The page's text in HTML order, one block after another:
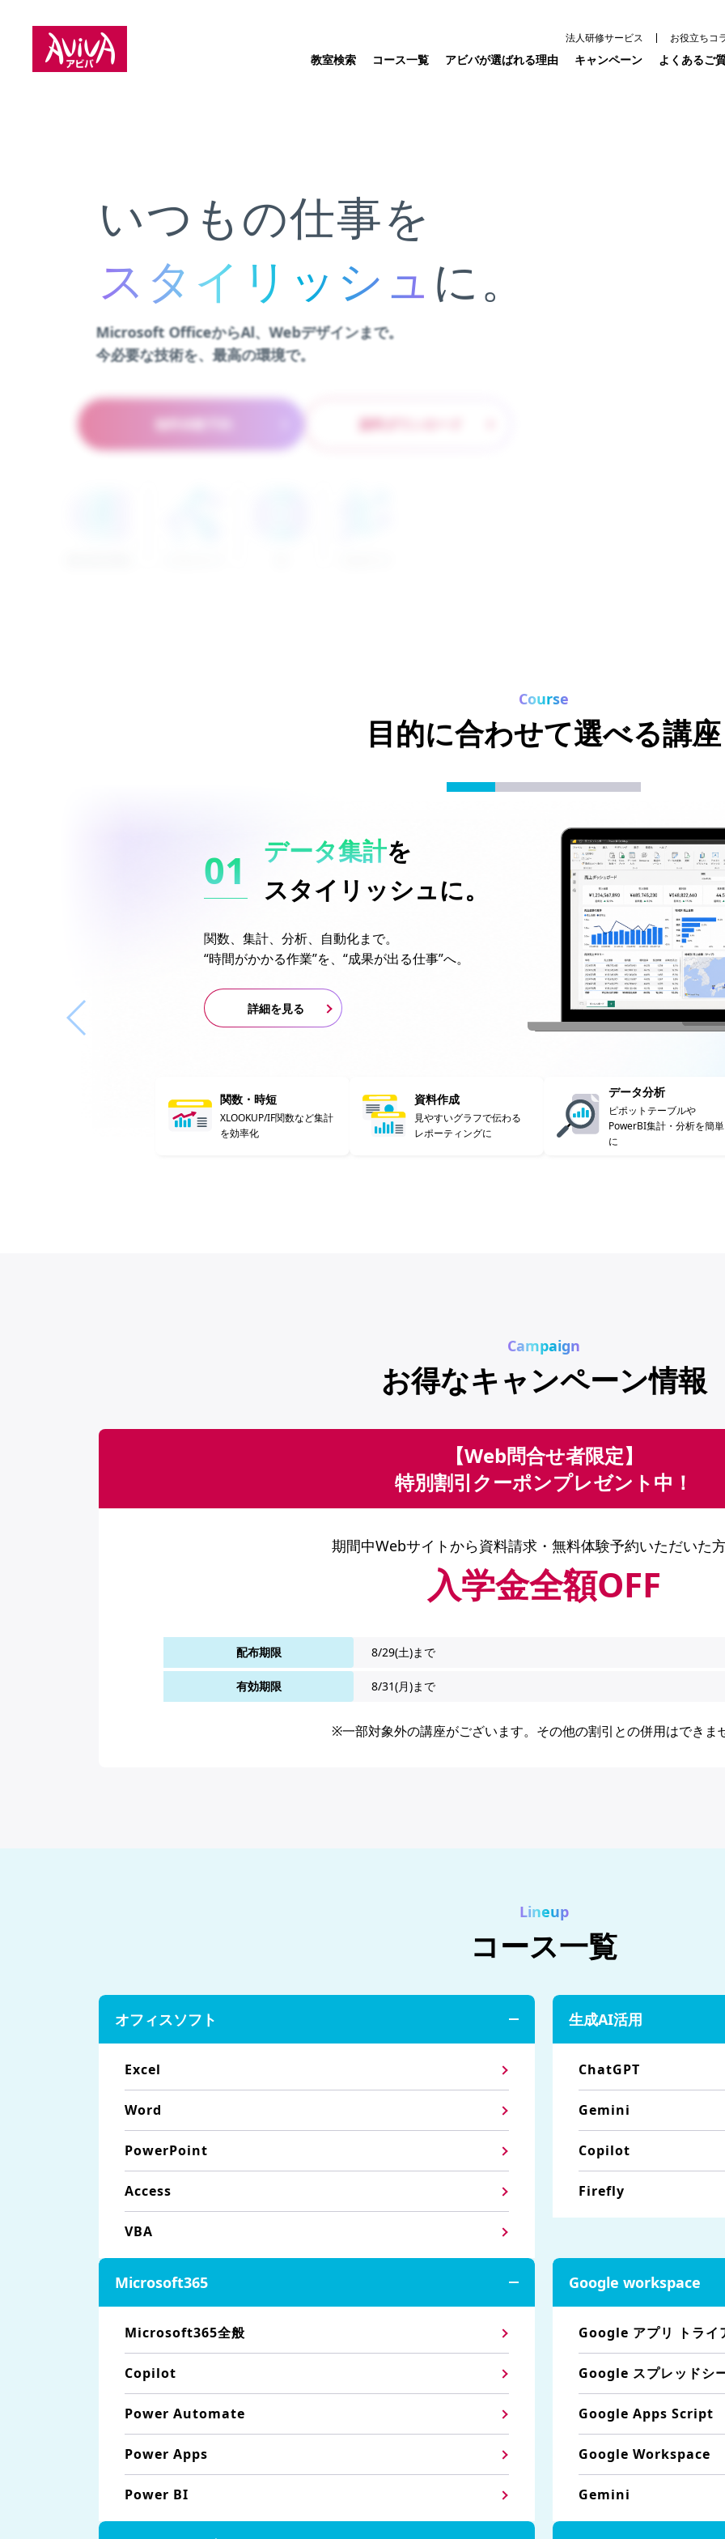
法人研修サービス お役立ちコ
教室検索 コース一覧 アビバが選ばれる理由 キャンペーン よくあるご
スタイリッシュ
いつもの仕事を
スタイリッシュ に。
Microsoft OfficeからAl、Webデザインまで。
今必要な技術を、最高の環境で。
無料体験予約
Course
目的に合わせて選べる講座
データ集計を
スタイリッシュに。
関数、集計、分析、自動化まで。
“時間がかかる作業”を、“成果が出る仕事”へ。
詳細を見る
関数・時短
XLOOKUP/IF関数など集計
を効率化
資料作成
見やすいグラフで伝わる
レポーティングに
データ分析
ピポットテーブルや
PowerBI集計・分析を簡単
に
Campaign
お得なキャンペーン情報
【Web問合せ者限定】
特別割引クーポンプレゼント中！
期間中Webサイトから資料請求・無料体験予約いただいた方
入学金全額OFF
配布期限 8/29(土)まで
有効期限 8/31(月)まで
※一部対象外の講座がございます。その他の割引との併用はできま
Lineup
コース一覧
オフィスソフト
Excel
Word
PowerPoint
Access
VBA
生成AI活用
ChatGPT
Gemini
Copilot
Firefly
Microsoft365
Microsoft365全般
Copilot
Power Automate
Power Apps
Power BI
Google workspace
Google アプリ トライ
Google スプレッドシ
Google Apps Script
Google Workspace
Gemini